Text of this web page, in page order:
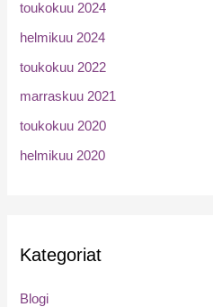
toukokuu 2024
helmikuu 2024
toukokuu 2022
marraskuu 2021
toukokuu 2020
helmikuu 2020
Kategoriat
Blogi